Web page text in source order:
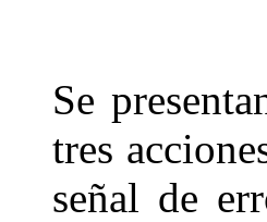
Se
tres
señal de